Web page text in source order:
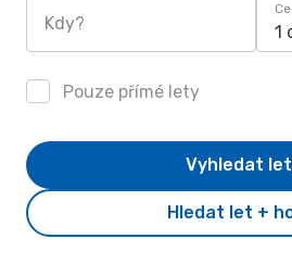
Kdy? 1
Pouze přímé lety
Hledat let +
Vyhledat